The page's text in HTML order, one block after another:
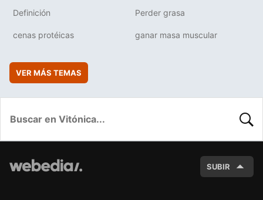
Definición Perder grasa
cenas protéicas ganar masa muscular
VER MÁS TEMAS
SUBIR